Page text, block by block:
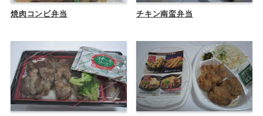
焼肉コンビ弁当 チキン南蛮弁当